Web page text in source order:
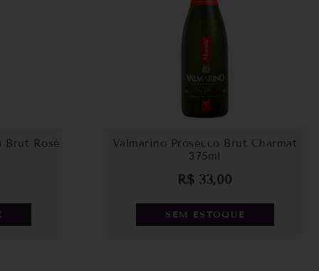
Brut Rosé
Valmarino Prosecco Brut Charmat
375ml
R$ 33,00
SEM ESTOQUE